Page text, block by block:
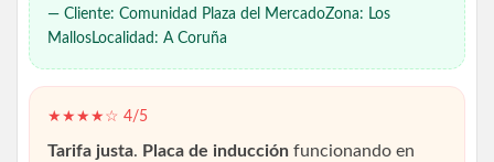
— Cliente: Comunidad Plaza del MercadoZona: Los
MallosLocalidad: A Coruña
★★★★☆ 4/5
Tarifa justa. Placa de inducción funcionando en